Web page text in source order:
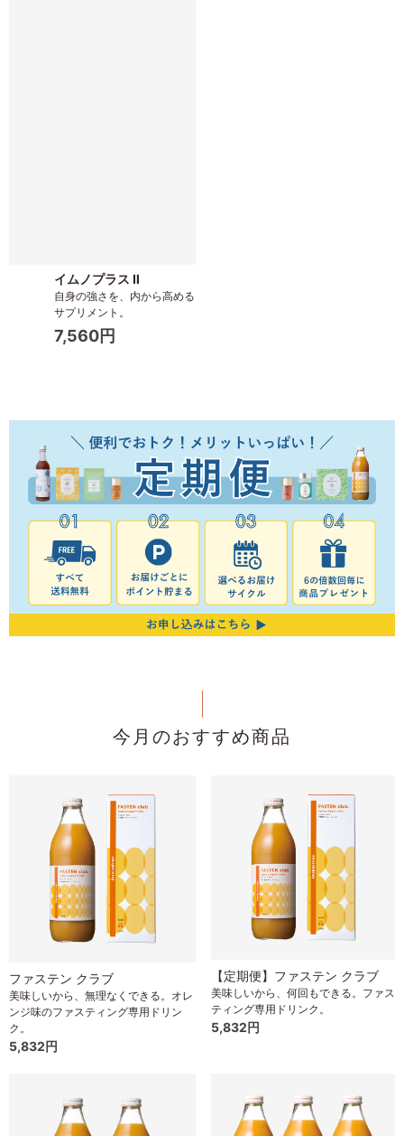
イムノプラス Ⅱ
自身の強さを、内から高める
サプリメント。
7,560円
今月のおすすめ商品
ファステン クラブ
美味しいから、無理なくできる。オレ
ンジ味のファスティング専用ドリン
ク。
5,832円
【定期便】ファステン クラブ
美味しいから、何回もできる。ファス
ティング専用ドリンク。
5,832円